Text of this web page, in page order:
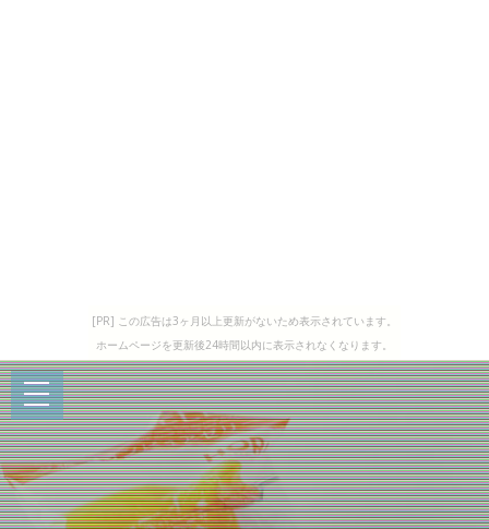
[PR] この広告は3ヶ月以上更新がないため表示されています。
ホームページを更新後24時間以内に表示されなくなります。